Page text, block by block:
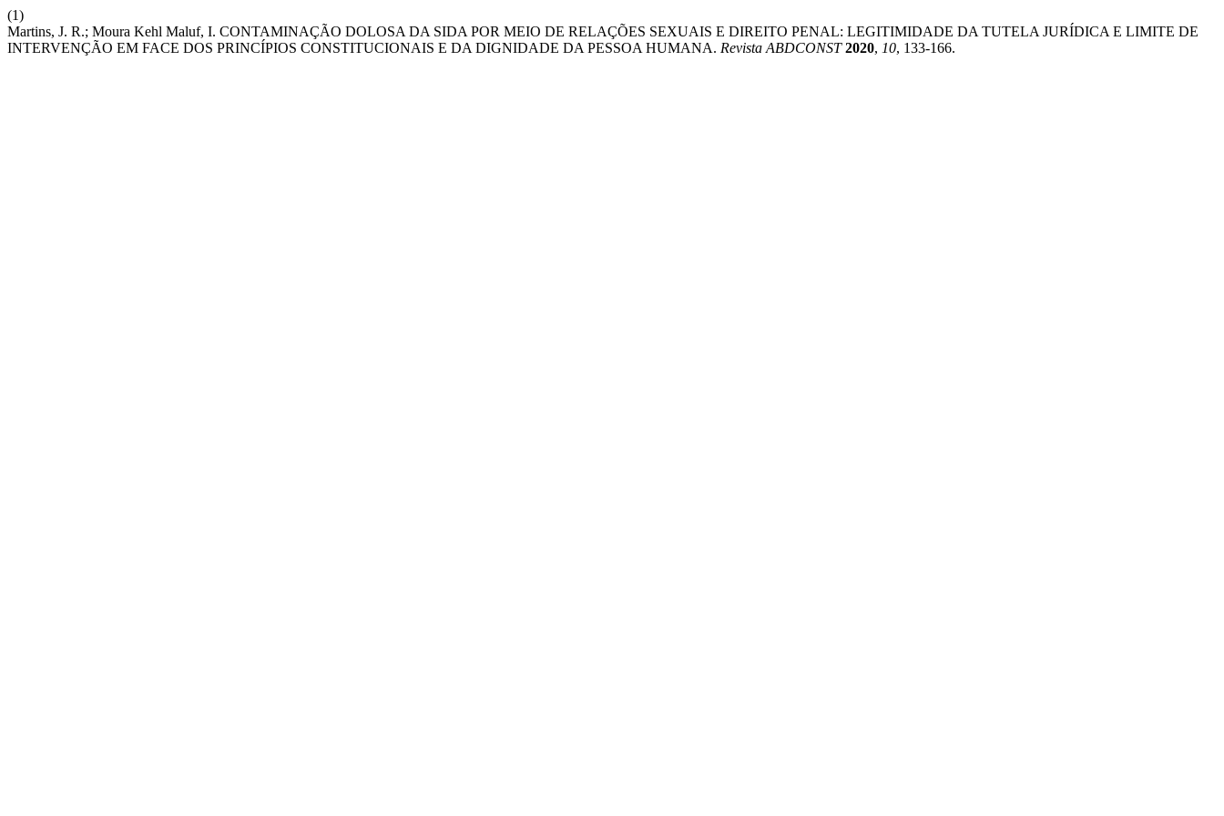
(1)
Martins, J. R.; Moura Kehl Maluf, I. CONTAMINAÇÃO DOLOSA DA SIDA POR MEIO DE RELAÇÕES SEXUAIS E DIREITO PENAL: LEGITIMIDADE DA TUTELA JURÍDICA E LIMITE DE
INTERVENÇÃO EM FACE DOS PRINCÍPIOS CONSTITUCIONAIS E DA DIGNIDADE DA PESSOA HUMANA. Revista ABDCONST 2020, 10, 133-166.